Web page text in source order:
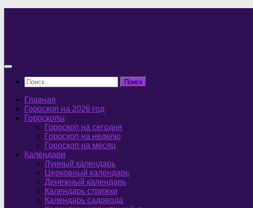
Найти:
Главная
Гороскоп на 2026 год
Гороскопы
Гороскоп на сегодня
Гороскоп на неделю
Гороскоп на месяц
Календари
Лунный календарь
Церковный календарь
Денежный календарь
Календарь стрижки
Календарь садовода